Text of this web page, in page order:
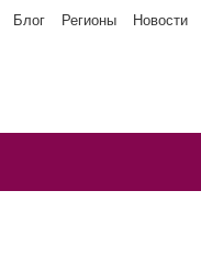
Блог Регионы Новости